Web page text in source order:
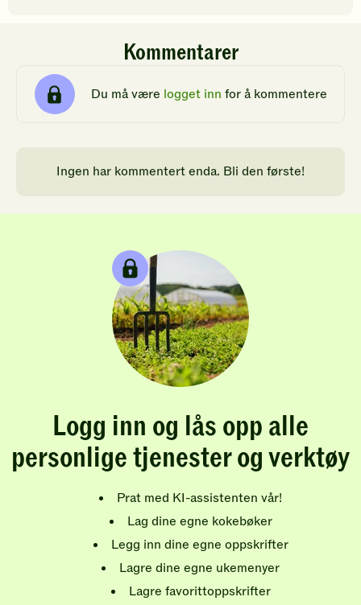
Kommentarer
Du må være logget inn for å kommentere
Ingen har kommentert enda. Bli den første!
Logg inn og lås opp alle
personlige tjenester og verktøy
Prat med KI-assistenten vår!
Lag dine egne kokebøker
Legg inn dine egne oppskrifter
Lagre dine egne ukemenyer
Lagre favorittoppskrifter